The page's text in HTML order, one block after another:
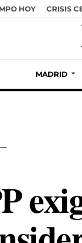
HOY CRISIS
MADRID